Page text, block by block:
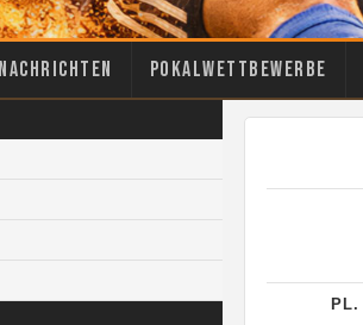
Nachrichten Pokalwettbewerbe
PL.